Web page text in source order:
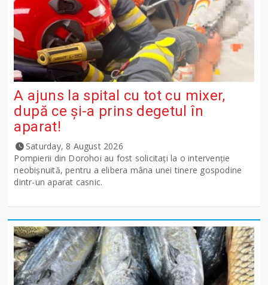
A ajuns la spital cu tot cu mixer,
după ce și-a prins degetul în
aparat!
Saturday, 8 August 2026
Pompierii din Dorohoi au fost solicitați la o intervenție
neobișnuită, pentru a elibera mâna unei tinere gospodine
dintr-un aparat casnic.